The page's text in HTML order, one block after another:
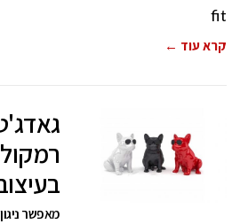
fit
קרא עוד ←
מאפשר